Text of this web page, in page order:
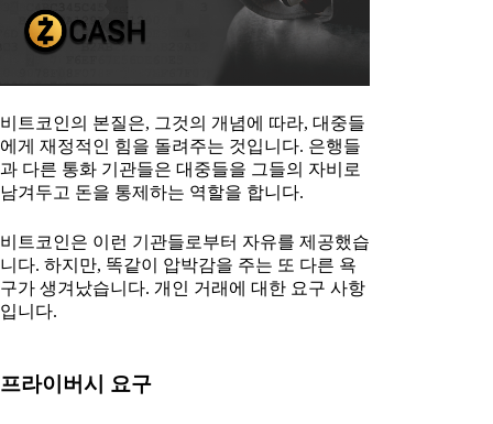
비트코인의 본질은, 그것의 개념에 따라, 대중들
에게 재정적인 힘을 돌려주는 것입니다. 은행들
과 다른 통화 기관들은 대중들을 그들의 자비로
남겨두고 돈을 통제하는 역할을 합니다.
비트코인은 이런 기관들로부터 자유를 제공했습
니다. 하지만, 똑같이 압박감을 주는 또 다른 욕
구가 생겨났습니다. 개인 거래에 대한 요구 사항
입니다.
프라이버시 요구